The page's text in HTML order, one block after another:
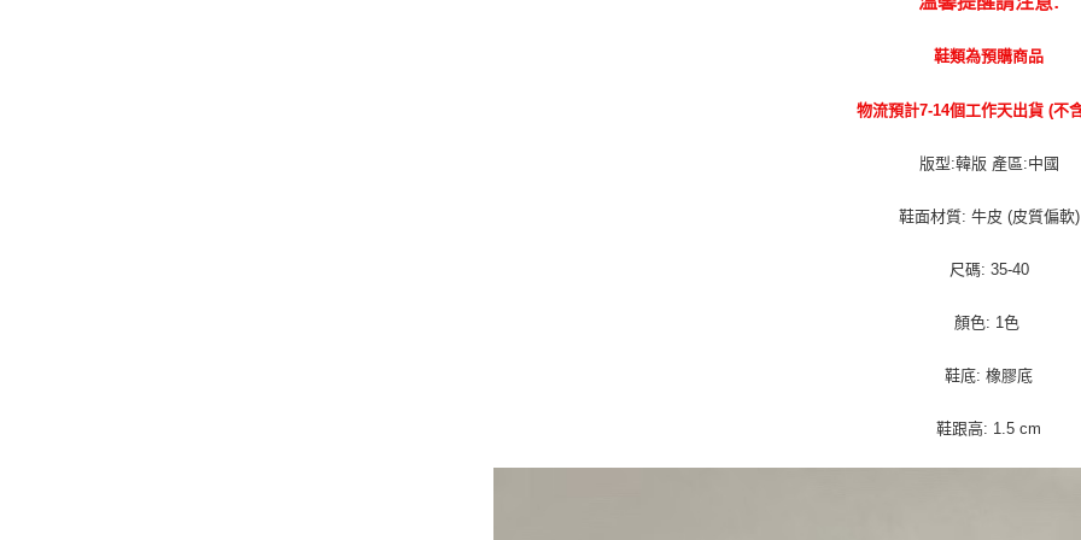
鞋類為預購商品
物流預計7-14個工作天出貨 (不
版型:韓版 產區:中國
鞋面材質: 牛皮 (皮質偏軟)
尺碼: 35-40
顏色: 1色
鞋底: 橡膠底
鞋跟高: 1.5 cm